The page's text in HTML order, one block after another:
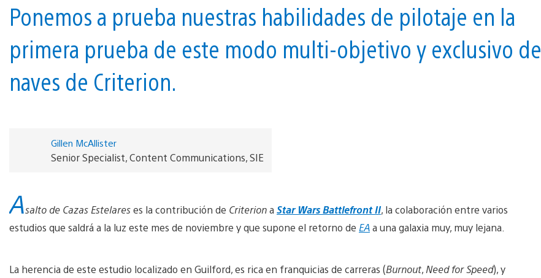
Ponemos a prueba nuestras habilidades de pilotaje en la
primera prueba de este modo multi-objetivo y exclusivo de
naves de Criterion.
Gillen McAllister
Senior Specialist, Content Communications, SIE
Asalto de Cazas Estelareses la contribución de Criteriona Star Wars Battlefront II, la colaboración entre varios
estudios que saldrá a la luz este mes de noviembre y que supone el retorno de EAa una galaxia muy, muy lejana.
La herencia de este estudio localizado en Guilford, es rica en franquicias de carreras (Burnout, Need for Speed), y